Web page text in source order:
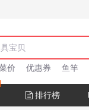
价 优惠券 鱼竿
排行榜